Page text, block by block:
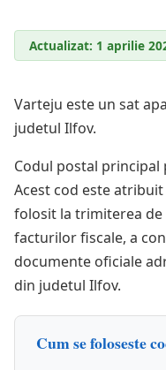
Actualizat: 1 aprilie
Varteju este un sat
judetul Ilfov.
Codul postal principal
Acest cod este
folosit la trimiterea
facturilor fiscale, a
documente oficiale
din judetul Ilfov.
Cum se foloseste